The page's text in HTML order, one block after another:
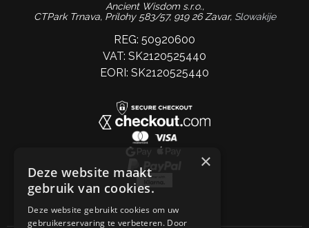
Ancient Wisdom s.r.o.,
CTPark Trnava, Prílohy 583/57, 919 26 Zavar, Slowakije
REG: 50920600
VAT: SK2120525440
EORI: SK2120525440
×
Deze website maakt
gebruik van cookies.
Deze website gebruikt cookies om uw
gebruikerservaring te verbeteren. Door